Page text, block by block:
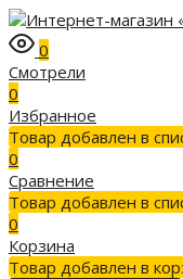
0
Смотрели
0
Избранное
Товар добавлен в
0
Сравнение
Товар добавлен в
0
Корзина
Товар добавлен в